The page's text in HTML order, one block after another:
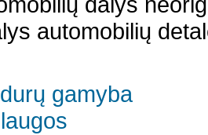
automobilių
gamyba